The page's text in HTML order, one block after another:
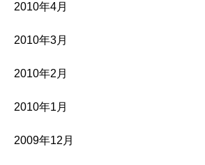
2010年4月
2010年3月
2010年2月
2010年1月
2009年12月